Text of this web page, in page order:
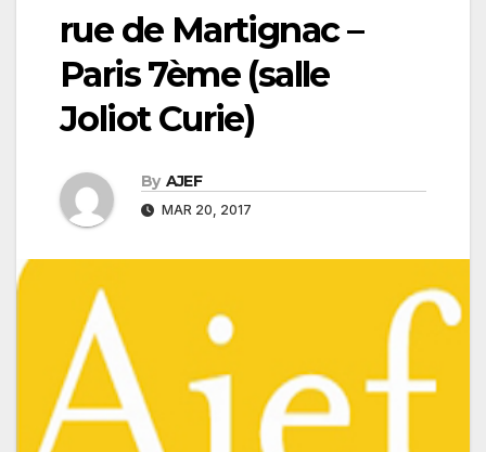
rue de Martignac –
Paris 7ème (salle
Joliot Curie)
By AJEF
MAR 20, 2017